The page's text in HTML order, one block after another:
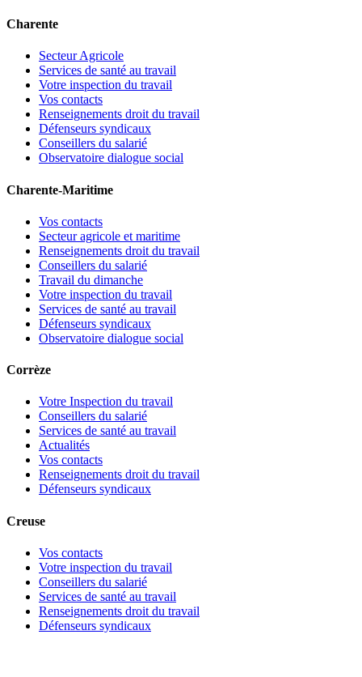
Charente
Secteur Agricole
Services de santé au travail
Votre inspection du travail
Vos contacts
Renseignements droit du travail
Défenseurs syndicaux
Conseillers du salarié
Observatoire dialogue social
Charente-Maritime
Vos contacts
Secteur agricole et maritime
Renseignements droit du travail
Conseillers du salarié
Travail du dimanche
Votre inspection du travail
Services de santé au travail
Défenseurs syndicaux
Observatoire dialogue social
Corrèze
Votre Inspection du travail
Conseillers du salarié
Services de santé au travail
Actualités
Vos contacts
Renseignements droit du travail
Défenseurs syndicaux
Creuse
Vos contacts
Votre inspection du travail
Conseillers du salarié
Services de santé au travail
Renseignements droit du travail
Défenseurs syndicaux